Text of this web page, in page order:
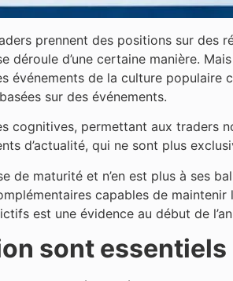
prennent des positions sur
déroule d’une certaine manière.
de la culture populaire
sur des événements.
cognitives, permettant aux traders
d’actualité, qui ne sont plus
de maturité et n’en est plus à ses
capables de
est une évidence au début de
sont